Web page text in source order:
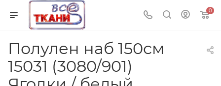
0
Полулен наб 150см
15031 (3080/901)